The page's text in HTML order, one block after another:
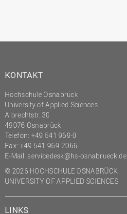
KONTAKT
Hochschule Osnabrück
University of Applied Sciences
Albrechtstr. 30
49076 Osnabrück
Telefon: +49 541 969-0
Fax: +49 541 969-2066
E-Mail: servicedesk@hs-osnabrueck.de
© 2026 HOCHSCHULE OSNABRÜCK
UNIVERSITY OF APPLIED SCIENCES
LINKS